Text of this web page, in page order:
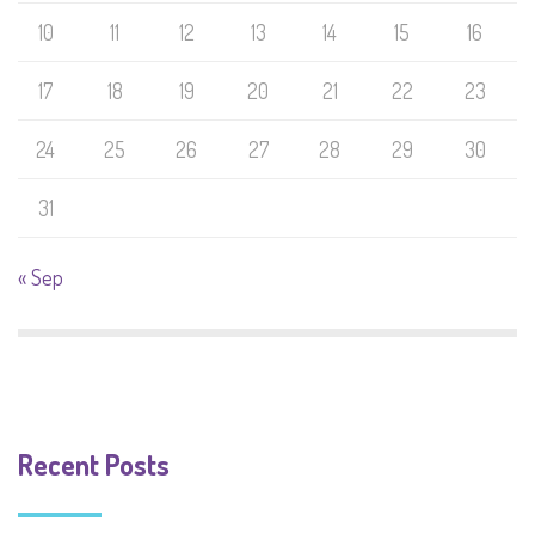
10 11 12 13 14 15 16
17 18 19 20 21 22 23
24 25 26 27 28 29 30
31
« Sep
Recent Posts